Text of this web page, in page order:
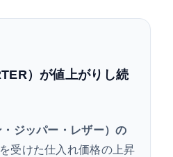
）が値上がりし続
ジッパー・レザー）の
受けた仕入れ価格の上昇